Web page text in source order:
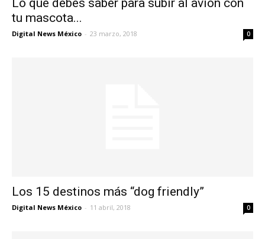
Lo que debes saber para subir al avión con
tu mascota...
Digital News México - 23 marzo, 2018 0
Los 15 destinos más “dog friendly”
Digital News México - 11 abril, 2018 0